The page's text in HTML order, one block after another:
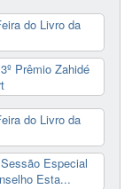
do Livro da
3º Prêmio Zahidé
do Livro da
Sessão Especial
Esta...